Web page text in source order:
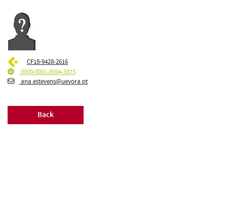
CF18-9428-2616
0000-0001-8594-3873
ana.estevens@uevora.pt
Back